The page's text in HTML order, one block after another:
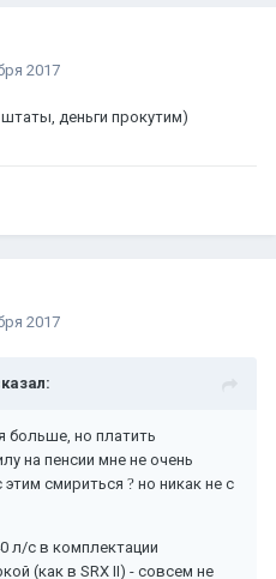
2017
деньги прокутим)
2017
больше, но платить
на пенсии мне не очень
этим смириться ? но никак не с
л/с в комплектации
(как в SRX II) - совсем не